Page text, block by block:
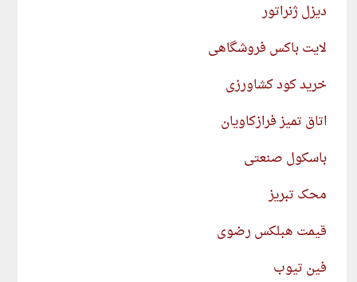
دیزل ژنراتور
لایت باکس فروشگاهی
خرید کود کشاورزی
اتاق تمیز فرازکاویان
باسکول صنعتی
محک تبریز
قیمت هبلکس رضوی
فین تیوب